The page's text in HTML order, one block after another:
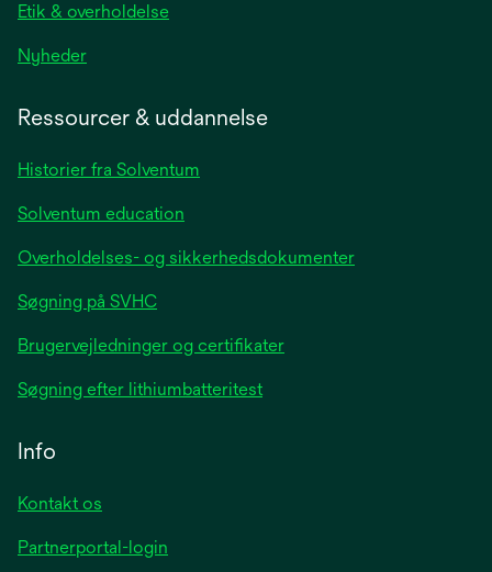
Etik & overholdelse
Nyhederopens
tab
Ressourcer & uddannelse
Historier fra Solventum
Solventum education
Overholdelses- og sikkerhedsdokumenter
Søgning på SVHC
Brugervejledninger og certifikater
Søgning efter lithiumbatteritest
Info
Kontakt os
Partnerportal-login